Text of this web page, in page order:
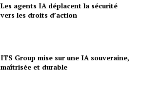
Les agents IA déplacent la sécurité
vers les droits d’action
ITS Group mise sur une IA souveraine,
maîtrisée et durable